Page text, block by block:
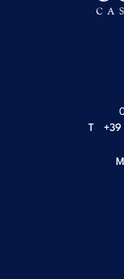
T
M